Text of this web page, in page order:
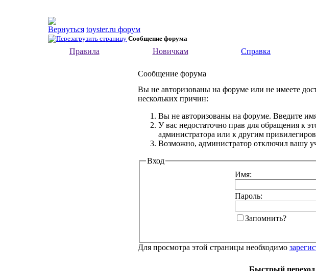
toyster.ru форум
Сообщение форума
Правила
Новичкам Справка
Сообщение форума
Вы не авторизованы на форуме или не имеете
нескольких причин:
Вы не авторизованы на форуме. Введите
У вас недостаточно прав для обращения к
администратора или к другим
Возможно, администратор отключил вашу
Вход
Имя:
Пароль:
Запомнить?
Для просмотра этой страницы необходимо
Быстрый переход